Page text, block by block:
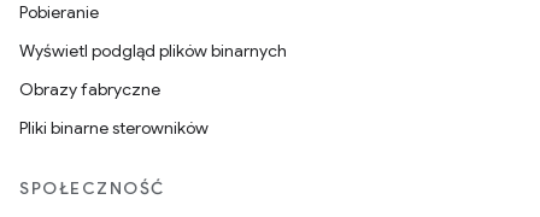
Pobieranie
Wyświetl podgląd plików binarnych
Obrazy fabryczne
Pliki binarne sterowników
SPOŁECZNOŚĆ